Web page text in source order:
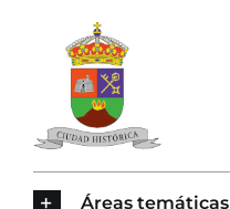
contenido
Áreas temáticas